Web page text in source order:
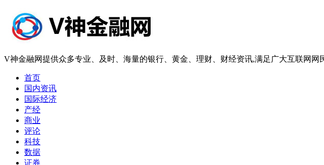
V神金融网提供众多专业、及时、海量的银行、黄金、理财、财经资讯,满足广大互联网网
首页
国内资讯
国际经济
产经
商业
评论
科技
数据
证券